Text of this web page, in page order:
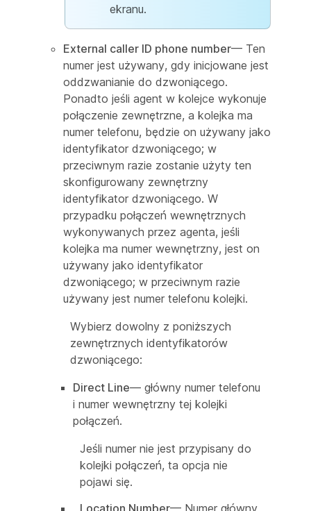
ekranu.
External caller ID phone number— Ten
numer jest używany, gdy inicjowane jest
oddzwanianie do dzwoniącego.
Ponadto jeśli agent w kolejce wykonuje
połączenie zewnętrzne, a kolejka ma
numer telefonu, będzie on używany jako
identyfikator dzwoniącego; w
przeciwnym razie zostanie użyty ten
skonfigurowany zewnętrzny
identyfikator dzwoniącego. W
przypadku połączeń wewnętrznych
wykonywanych przez agenta, jeśli
kolejka ma numer wewnętrzny, jest on
używany jako identyfikator
dzwoniącego; w przeciwnym razie
używany jest numer telefonu kolejki.
Wybierz dowolny z poniższych
zewnętrznych identyfikatorów
dzwoniącego:
Direct Line— główny numer telefonu
i numer wewnętrzny tej kolejki
połączeń.
Jeśli numer nie jest przypisany do
kolejki połączeń, ta opcja nie
pojawi się.
Location Number— Numer główny